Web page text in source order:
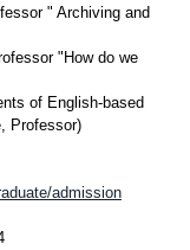
" Archiving and
"How do we
of English-based
Professor)
admission